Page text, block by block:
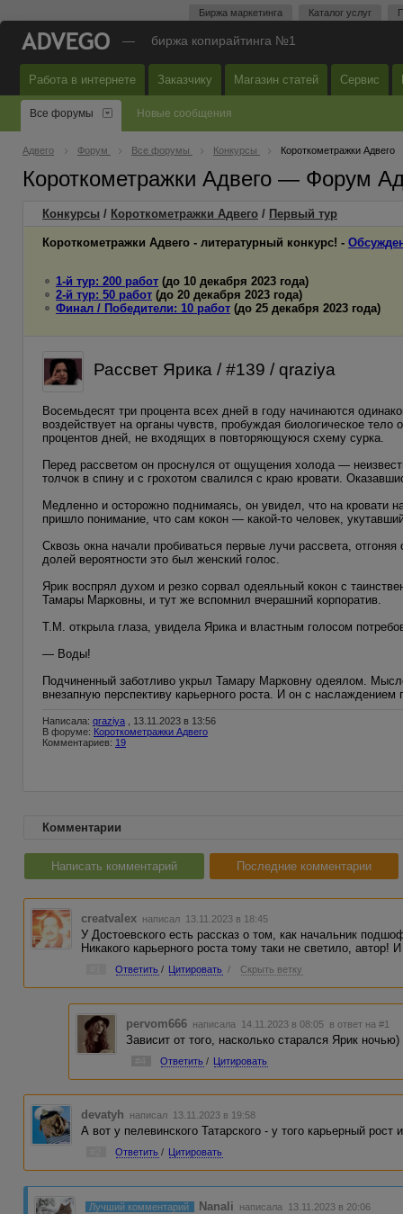
Биржа маркетинга Каталог услуг
— биржа копирайтинга №1
Работа в интернете Заказчику Магазин статей Сервис
Все форумы Новые сообщения
Адвего Форум Все форумы Конкурсы Короткометражки Адвего
Короткометражки Адвего — Форум
Конкурсы / Короткометражки Адвего / Первый тур
Короткометражки Адвего - литературный конкурс! -
1-й тур: 200 работ (до 10 декабря 2023 года)
2-й тур: 50 работ (до 20 декабря 2023 года)
Финал / Победители: 10 работ (до 25 декабря 2023 года)
Рассвет Ярика / #139 / qraziya
Восемьдесят три процента всех дней в году начинаются
воздействует на органы чувств, пробуждая биологическое
процентов дней, не входящих в повторяющуюся схему сурка.
Перед рассветом он проснулся от ощущения холода —
толчок в спину и с грохотом свалился с краю кровати.
Медленно и осторожно поднимаясь, он увидел, что на кровати
пришло понимание, что сам кокон — какой-то человек,
Сквозь окна начали пробиваться первые лучи рассвета,
долей вероятности это был женский голос.
Ярик воспрял духом и резко сорвал одеяльный кокон с
Тамары Марковны, и тут же вспомнил вчерашний корпоратив.
Т.М. открыла глаза, увидела Ярика и властным голосом
— Воды!
Подчиненный заботливо укрыл Тамару Марковну одеялом.
внезапную перспективу карьерного роста. И он с наслаждением
Написала: qraziya , 13.11.2023 в 13:56
В форуме: Короткометражки Адвего
Комментариев: 19
Комментарии
Написать комментарий Последние комментарии
creatvalex написал 13.11.2023 в 18:45
У Достоевского есть рассказ о том, как начальник
Никакого карьерного роста тому таки не светило, автор!
Ответить / Цитировать / Скрыть ветку
pervom666 написала 14.11.2023 в 08:05 в ответ на #1
Зависит от того, насколько старался Ярик ночью)
Ответить / Цитировать
devatyh написал 13.11.2023 в 19:58
А вот у пелевинского Татарского - у того карьерный
Ответить / Цитировать
Лучший комментарий Nanali написала 13.11.2023 в 20:06